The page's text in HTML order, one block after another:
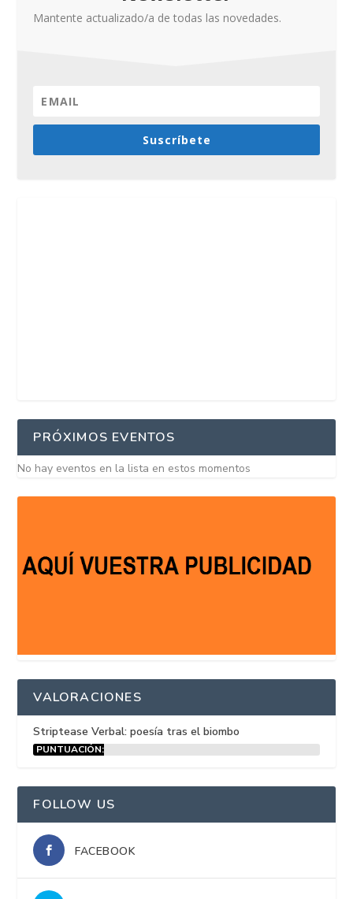
Mantente actualizado/a de todas las novedades.
Suscríbete
PRÓXIMOS EVENTOS
No hay eventos en la lista en estos momentos
VALORACIONES
Striptease Verbal: poesía tras el biombo
PUNTUACIÓN:
FOLLOW US
FACEBOOK